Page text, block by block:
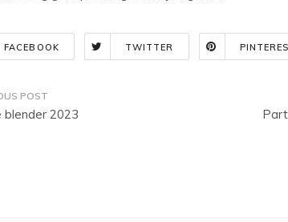
FACEBOOK TWITTER
blender 2023